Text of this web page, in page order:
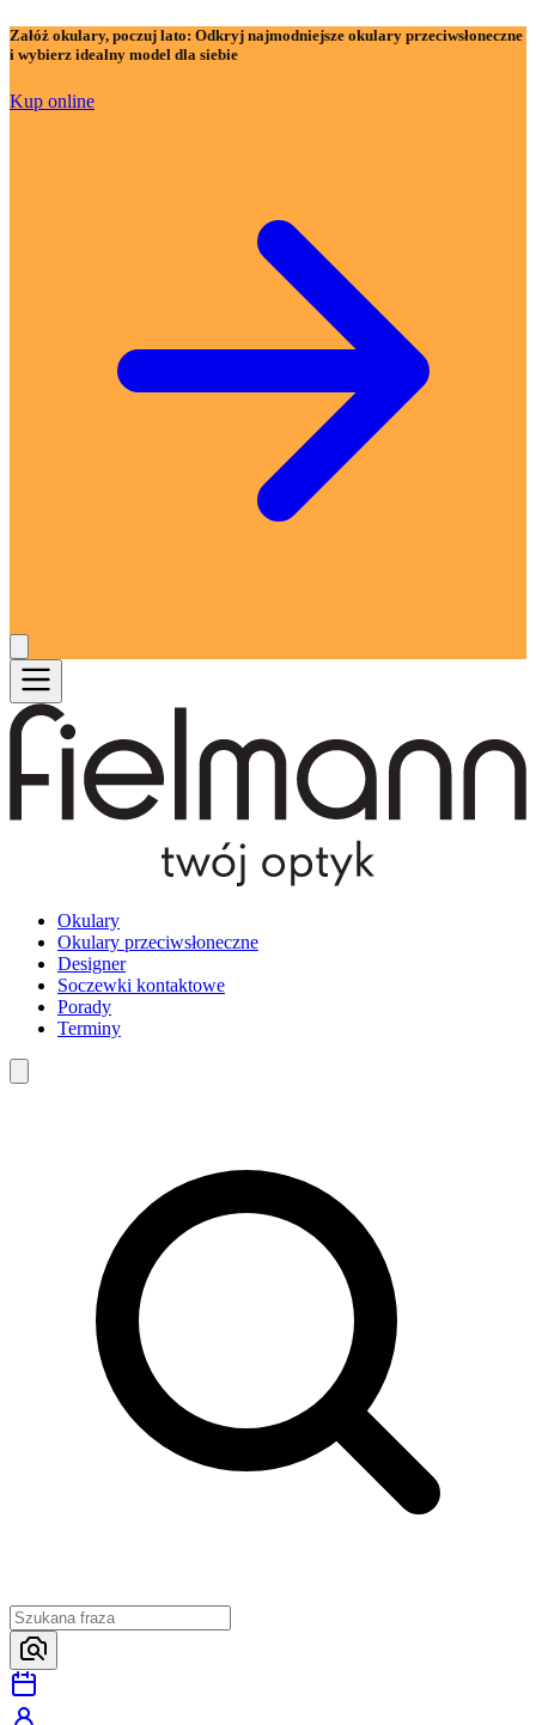
Załóż okulary, poczuj lato: Odkryj najmodniejsze okulary przeciwsłoneczne
i wybierz idealny model dla siebie
Kup online
Okulary
Okulary przeciwsłoneczne
Designer
Soczewki kontaktowe
Porady
Terminy